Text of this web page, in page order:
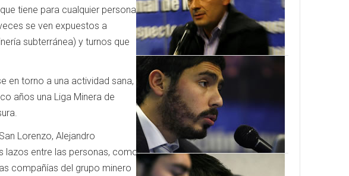
tiene para cualquier persona
se ven expuestos a
subterránea) y turnos que
en torno a una actividad sana,
años una Liga Minera de
Lorenzo, Alejandro
lazos entre las personas, como
compañías del grupo minero